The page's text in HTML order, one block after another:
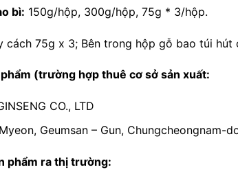
bì: 150g/hộp, 300g/hộp, 75g * 3/hộp.
cách 75g x 3; Bên trong hộp gỗ bao túi
(trường hợp thuê cơ sở sản xuất:
CO., LTD
Geumsan – Gun, Chungcheongnam-
phẩm ra thị trường: